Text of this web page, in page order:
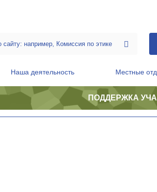
Наша деятельность Местные
ПОДДЕРЖКА